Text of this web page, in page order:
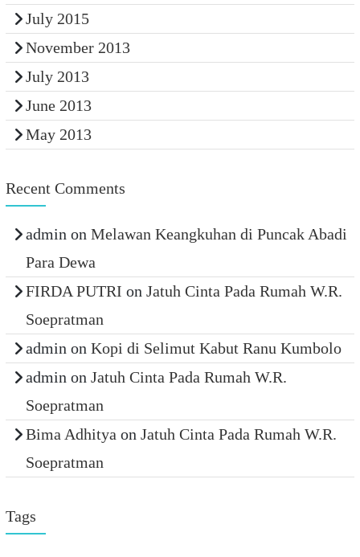
July 2015
November 2013
July 2013
June 2013
May 2013
Recent Comments
admin on Melawan Keangkuhan di Puncak Abadi
Para Dewa
FIRDA PUTRI on Jatuh Cinta Pada Rumah W.R.
Soepratman
admin on Kopi di Selimut Kabut Ranu Kumbolo
admin on Jatuh Cinta Pada Rumah W.R.
Soepratman
Bima Adhitya on Jatuh Cinta Pada Rumah W.R.
Soepratman
Tags